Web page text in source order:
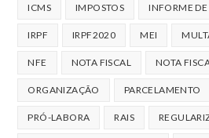
ICMS IMPOSTOS INFORME
IRPF IRPF2020 MEI
NFE NOTA FISCAL NOTA
ORGANIZAÇÃO PARCELAMENTO
PRÓ-LABORA RAIS